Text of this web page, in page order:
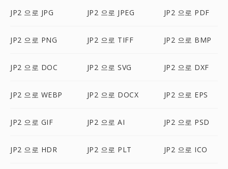
JP2 으로 JPG JP2 으로 JPEG JP2 으로 PDF
JP2 으로 PNG JP2 으로 TIFF JP2 으로 BMP
JP2 으로 DOC JP2 으로 SVG JP2 으로 DXF
JP2 으로 WEBP JP2 으로 DOCX JP2 으로 EPS
JP2 으로 GIF JP2 으로 AI JP2 으로 PSD
JP2 으로 HDR JP2 으로 PLT JP2 으로 ICO